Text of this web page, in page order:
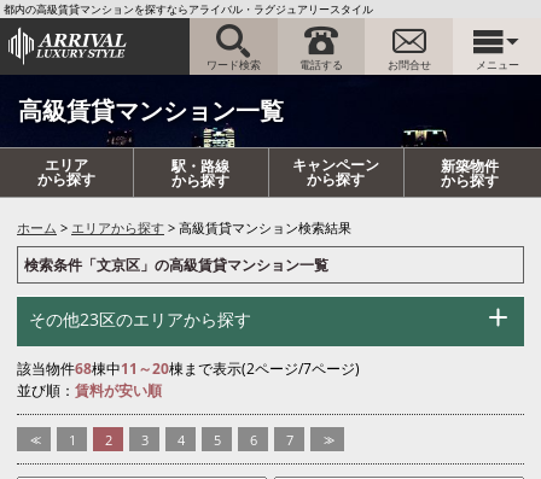
都内の高級賃貸マンションを探すならアライバル・ラグジュアリースタイル
ワード検索 電話する お問合せ メニュー
高級賃貸マンション一覧
エリア
から探す
駅・路線
から探す
キャンペーン
から探す
新築物件
から探す
ホーム エリアから探す 高級賃貸マンション検索結果
検索条件「文京区」の高級賃貸マンション一覧
その他23区のエリアから探す
該当物件68棟中11～20棟まで表示(2ページ/7ページ)
並び順： 賃料が安い順
<< 1 2 3 4 5 6 7 >>